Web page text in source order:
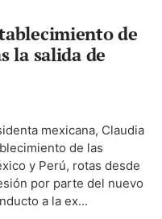
de
la salida de
mexicana, Claudia
de las
y Perú, rotas desde
por parte del nuevo
a la ex...